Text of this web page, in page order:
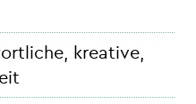
kreative,